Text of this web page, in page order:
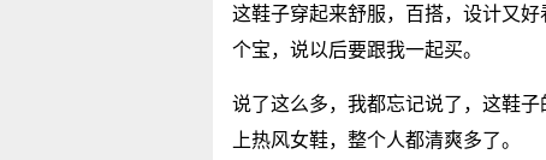
这鞋子穿起来舒服，百搭，设计又
个宝，说以后要跟我一起买。
说了这么多，我都忘记说了，这鞋
上热风女鞋，整个人都清爽多了。